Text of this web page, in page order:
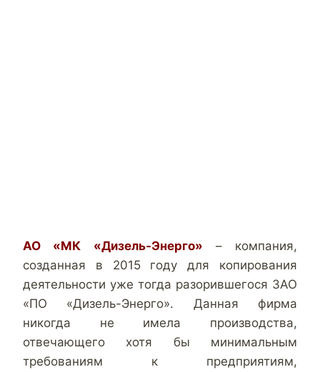
АО «МК «Дизель-Энерго» – компания,
созданная в 2015 году для копирования
деятельности уже тогда разорившегося ЗАО
«ПО «Дизель-Энерго». Данная фирма
никогда не имела производства,
отвечающего хотя бы минимальным
требованиям к предприятиям,